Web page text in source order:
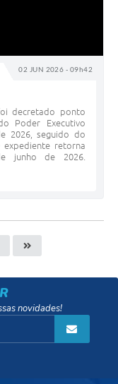
02 JUN 2026 - 09h42
decretado ponto
Poder Executivo
2026, seguido do
retorna
junho de 2026.
novidades!